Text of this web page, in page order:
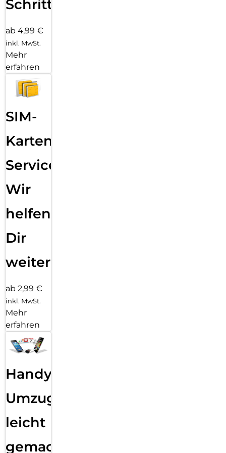
Schritten
ab 4,99 €
inkl. MwSt.
Mehr
erfahren
SIM-
Karten
Service:
Wir
helfen
Dir
weiter
ab 2,99 €
inkl. MwSt.
Mehr
erfahren
Handy
Umzug
leicht
gemacht!